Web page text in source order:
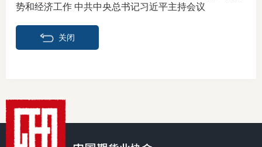
势和经济工作 中共中央总书记习近平主持会议
关闭